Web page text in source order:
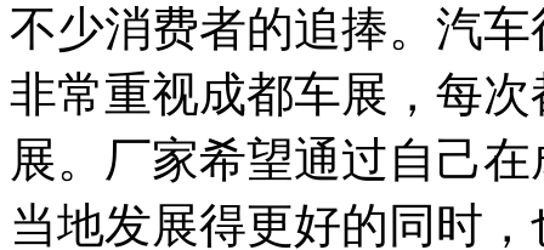
不少消费者的追捧。汽
非常重视成都车展，每
展。厂家希望通过自己
当地发展得更好的同时